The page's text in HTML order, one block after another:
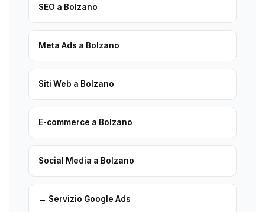
SEO a Bolzano
Meta Ads a Bolzano
Siti Web a Bolzano
E-commerce a Bolzano
Social Media a Bolzano
→ Servizio Google Ads